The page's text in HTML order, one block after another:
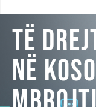
TË
NË